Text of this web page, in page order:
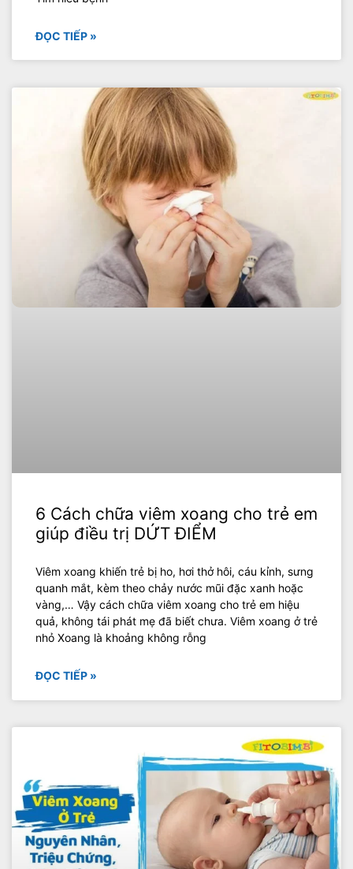
ĐỌC TIẾP »
6 Cách chữa viêm xoang cho trẻ em
giúp điều trị DỨT ĐIỂM
Viêm xoang khiến trẻ bị ho, hơi thở hôi, cáu kỉnh, sưng
quanh mắt, kèm theo chảy nước mũi đặc xanh hoặc
vàng,… Vậy cách chữa viêm xoang cho trẻ em hiệu
quả, không tái phát mẹ đã biết chưa. Viêm xoang ở trẻ
nhỏ Xoang là khoảng không rỗng
ĐỌC TIẾP »